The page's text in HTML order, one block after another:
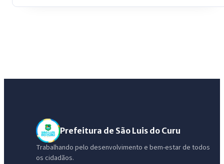
Prefeitura de São Luis do Curu
Trabalhando pelo desenvolvimento e bem-estar de todos
os cidadãos.